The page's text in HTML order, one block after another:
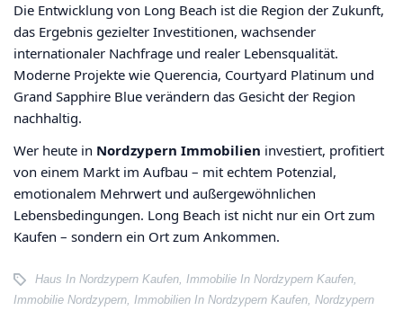
Die Entwicklung von Long Beach ist die Region der Zukunft,
das Ergebnis gezielter Investitionen, wachsender
internationaler Nachfrage und realer Lebensqualität.
Moderne Projekte wie Querencia, Courtyard Platinum und
Grand Sapphire Blue verändern das Gesicht der Region
nachhaltig.
Wer heute in Nordzypern Immobilien investiert, profitiert
von einem Markt im Aufbau – mit echtem Potenzial,
emotionalem Mehrwert und außergewöhnlichen
Lebensbedingungen. Long Beach ist nicht nur ein Ort zum
Kaufen – sondern ein Ort zum Ankommen.
Haus In Nordzypern Kaufen, Immobilie In Nordzypern Kaufen,
Immobilie Nordzypern Immobilien In Nordzypern Kaufen Nordzypern